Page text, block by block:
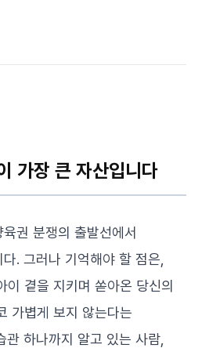
가장 큰 자산입니다
권 분쟁의 출발선에서
. 그러나 기억해야 할 점은,
이 곁을 지키며 쏟아온 당신의
가볍게 보지 않는다는
관 하나까지 알고 있는 사람,